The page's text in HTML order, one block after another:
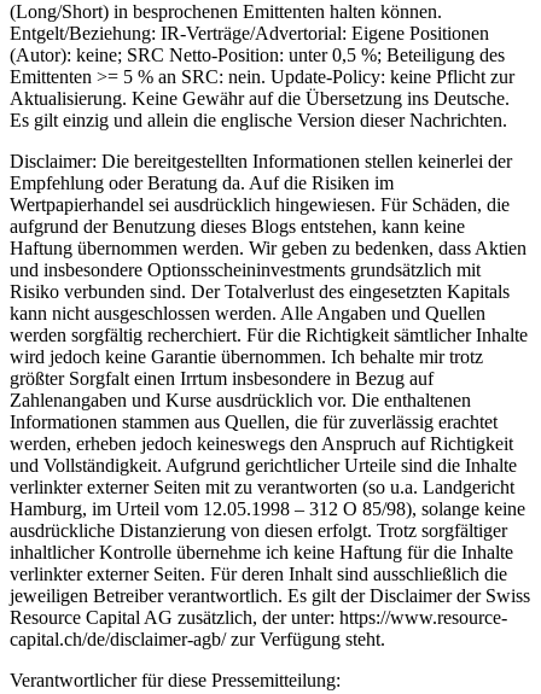
(Long/Short) in besprochenen Emittenten halten können.
Entgelt/Beziehung: IR-Verträge/Advertorial: Eigene Positionen
(Autor): keine; SRC Netto-Position: unter 0,5 %; Beteiligung des
Emittenten >= 5 % an SRC: nein. Update-Policy: keine Pflicht zur
Aktualisierung. Keine Gewähr auf die Übersetzung ins Deutsche.
Es gilt einzig und allein die englische Version dieser Nachrichten.
Disclaimer: Die bereitgestellten Informationen stellen keinerlei der
Empfehlung oder Beratung da. Auf die Risiken im
Wertpapierhandel sei ausdrücklich hingewiesen. Für Schäden, die
aufgrund der Benutzung dieses Blogs entstehen, kann keine
Haftung übernommen werden. Wir geben zu bedenken, dass Aktien
und insbesondere Optionsscheininvestments grundsätzlich mit
Risiko verbunden sind. Der Totalverlust des eingesetzten Kapitals
kann nicht ausgeschlossen werden. Alle Angaben und Quellen
werden sorgfältig recherchiert. Für die Richtigkeit sämtlicher Inhalte
wird jedoch keine Garantie übernommen. Ich behalte mir trotz
größter Sorgfalt einen Irrtum insbesondere in Bezug auf
Zahlenangaben und Kurse ausdrücklich vor. Die enthaltenen
Informationen stammen aus Quellen, die für zuverlässig erachtet
werden, erheben jedoch keineswegs den Anspruch auf Richtigkeit
und Vollständigkeit. Aufgrund gerichtlicher Urteile sind die Inhalte
verlinkter externer Seiten mit zu verantworten (so u.a. Landgericht
Hamburg, im Urteil vom 12.05.1998 – 312 O 85/98), solange keine
ausdrückliche Distanzierung von diesen erfolgt. Trotz sorgfältiger
inhaltlicher Kontrolle übernehme ich keine Haftung für die Inhalte
verlinkter externer Seiten. Für deren Inhalt sind ausschließlich die
jeweiligen Betreiber verantwortlich. Es gilt der Disclaimer der Swiss
Resource Capital AG zusätzlich, der unter: https://www.resource-
capital.ch/de/disclaimer-agb/ zur Verfügung steht.
Verantwortlicher für diese Pressemitteilung: